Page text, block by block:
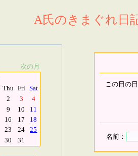
A氏のきまぐれ日
次の月
Thu Fri Sat
2 3
4
9 10
11
16 17
18
23 24
25
30 31
この日の
名前：